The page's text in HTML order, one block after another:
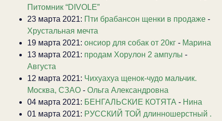
Питомник “DIVOLE”
23 марта 2021: Пти брабансон щенки в продаже -
Хрустальная мечта
19 марта 2021: онсиор для собак от 20кг - Марина
13 марта 2021: продам Хорулон 2 ампулы -
Августа
12 марта 2021: Чихуахуа щенок-чудо мальчик.
Москва, СЗАО - Ольга Александровна
04 марта 2021: БЕНГАЛЬСКИЕ КОТЯТА - Нина
01 марта 2021: РУССКИЙ ТОЙ длинношерстный .